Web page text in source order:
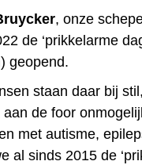
, onze
de ‘prikkelarme
geopend.
staan daar bij
de foor
met autisme,
al sinds 2015 de